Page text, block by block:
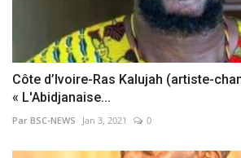
Côte d’Ivoire-Ras Kalujah (artiste-
« L'Abidjanaise...
Par BSC-NEWS Jan 3, 2021 0